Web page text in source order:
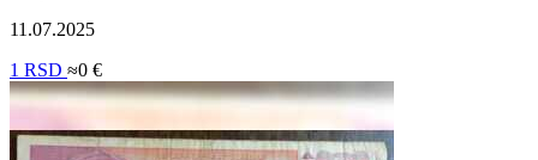
11.07.2025
1 RSD ≈0 €